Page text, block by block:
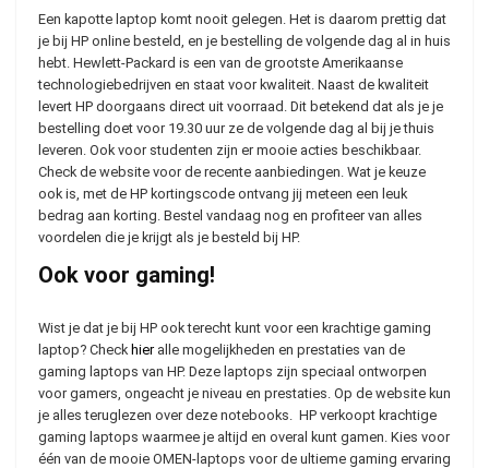
Een kapotte laptop komt nooit gelegen. Het is daarom prettig dat
je bij HP online besteld, en je bestelling de volgende dag al in huis
hebt. Hewlett-Packard is een van de grootste Amerikaanse
technologiebedrijven en staat voor kwaliteit. Naast de kwaliteit
levert HP doorgaans direct uit voorraad. Dit betekend dat als je je
bestelling doet voor 19.30 uur ze de volgende dag al bij je thuis
leveren. Ook voor studenten zijn er mooie acties beschikbaar.
Check de website voor de recente aanbiedingen. Wat je keuze
ook is, met de HP kortingscode ontvang jij meteen een leuk
bedrag aan korting. Bestel vandaag nog en profiteer van alles
voordelen die je krijgt als je besteld bij HP.
Ook voor gaming!
Wist je dat je bij HP ook terecht kunt voor een krachtige gaming
laptop? Check hieralle mogelijkheden en prestaties van de
gaming laptops van HP. Deze laptops zijn speciaal ontworpen
voor gamers, ongeacht je niveau en prestaties. Op de website kun
je alles teruglezen over deze notebooks. HP verkoopt krachtige
gaming laptops waarmee je altijd en overal kunt gamen. Kies voor
één van de mooie OMEN-laptops voor de ultieme gaming ervaring